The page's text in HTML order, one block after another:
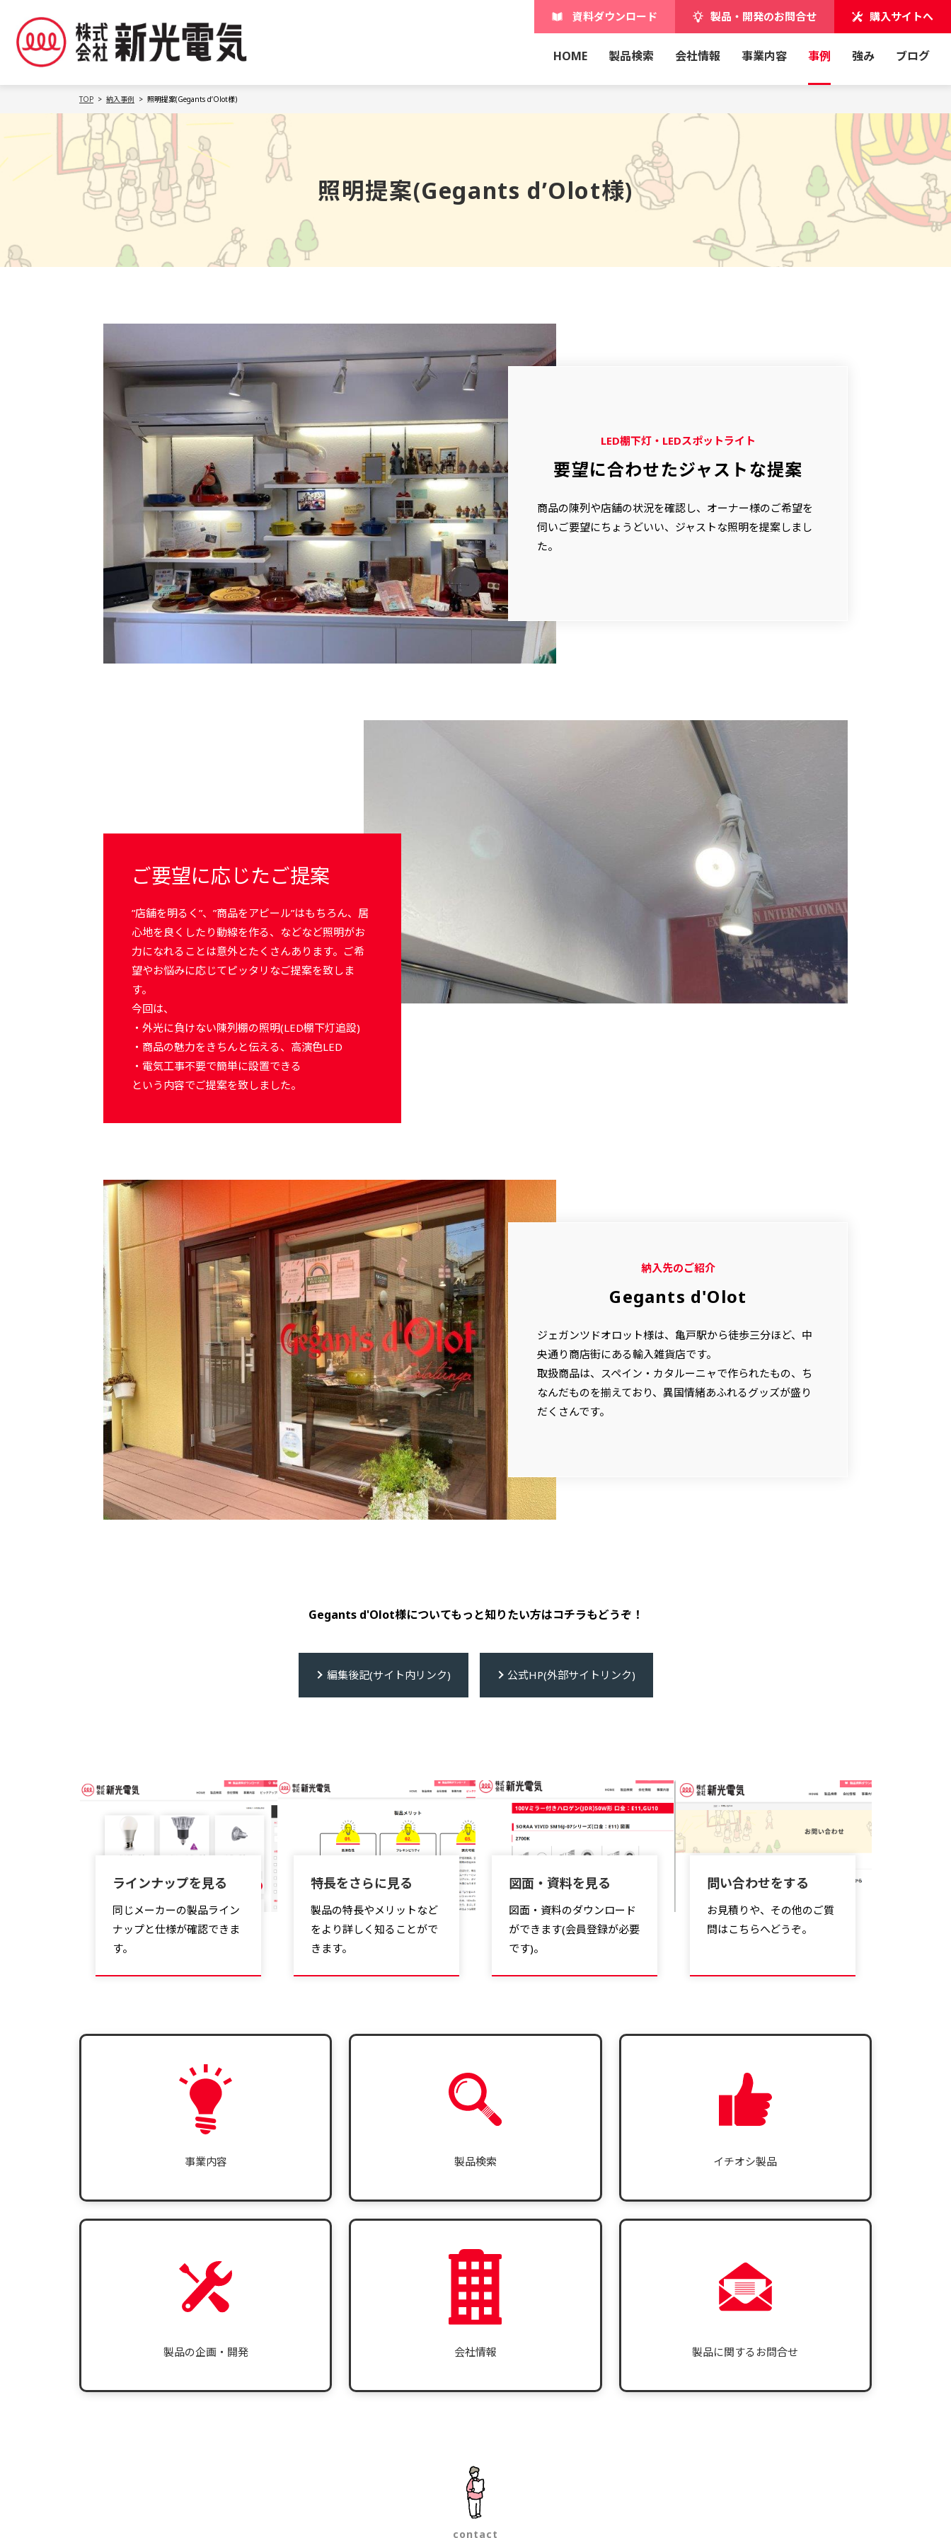
資料ダウンロード 製品・開発のお問合せ 購入サイトへ
HOME 製品検索 会社情報 事業内容 事例 強み ブログ
TOP 納入事例 照明提案(Gegants d’Olot様)
照明提案(Gegants d’Olot様)
LED棚下灯・LEDスポットライト
要望に合わせたジャストな提案
商品の陳列や店舗の状況を確認し、オーナー様のご希望を
伺いご要望にちょうどいい、ジャストな照明を提案しまし
た。
ご要望に応じたご提案
”店舗を明るく”、”商品をアピール”はもちろん、居
心地を良くしたり動線を作る、などなど照明がお
力になれることは意外とたくさんあります。ご希
望やお悩みに応じてピッタリなご提案を致しま
す。
今回は、
・外光に負けない陳列棚の照明(LED棚下灯追設)
・商品の魅力をきちんと伝える、高演色LED
・電気工事不要で簡単に設置できる
という内容でご提案を致しました。
納入先のご紹介
Gegants d'Olot
ジェガンツドオロット様は、亀戸駅から徒歩三分ほど、中
央通り商店街にある輸入雑貨店です。
取扱商品は、スペイン・カタルーニャで作られたもの、ち
なんだものを揃えており、異国情緒あふれるグッズが盛り
だくさんです。
Gegants d'Olot様についてもっと知りたい方はコチラもどうぞ！
編集後記(サイト内リンク) 公式HP(外部サイトリンク)
ラインナップを見る
同じメーカーの製品ライン
ナップと仕様が確認できま
す。
特長をさらに見る
製品の特長やメリットなど
をより詳しく知ることがで
きます。
図面・資料を見る
図面・資料のダウンロード
ができます(会員登録が必要
です)。
問い合わせをする
お見積りや、その他のご質
問はこちらへどうぞ。
事業内容 製品検索 イチオシ製品
製品の企画・開発 会社情報 製品に関するお問合せ
contact